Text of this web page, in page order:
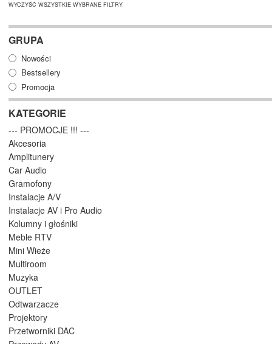
WYCZYŚĆ WSZYSTKIE WYBRANE FILTRY
GRUPA
Nowości
Bestsellery
Promocja
KATEGORIE
--- PROMOCJE !!! ---
Akcesoria
Amplitunery
Car Audio
Gramofony
Instalacje A/V
Instalacje AV i Pro Audio
Kolumny i głośniki
Meble RTV
Mini Wieże
Multiroom
Muzyka
OUTLET
Odtwarzacze
Projektory
Przetworniki DAC